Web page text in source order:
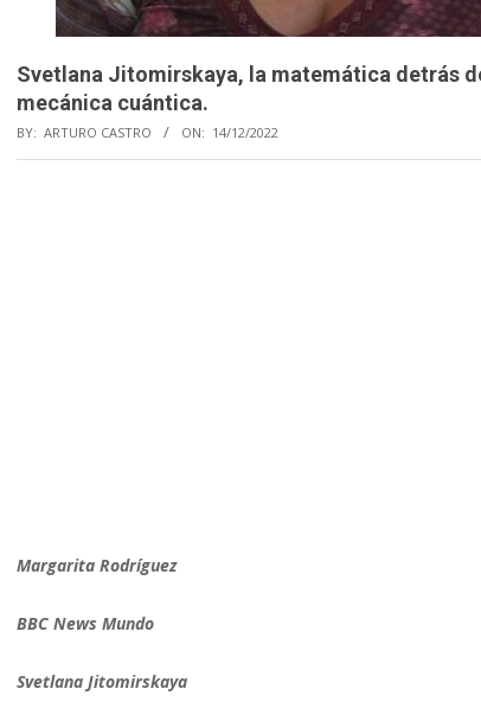
Svetlana Jitomirskaya, la matemática detrás
mecánica cuántica.
BY: ARTURO CASTRO ON: 14/12/2022
Margarita Rodríguez
BBC News Mundo
Svetlana Jitomirskaya